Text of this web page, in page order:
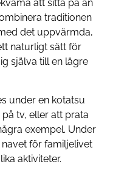
att sitta på än
traditionen
det uppvärmda,
naturligt sätt för
själva till en lägre
under en kotatsu
tv, eller att prata
exempel. Under
för familjelivet
aktiviteter.